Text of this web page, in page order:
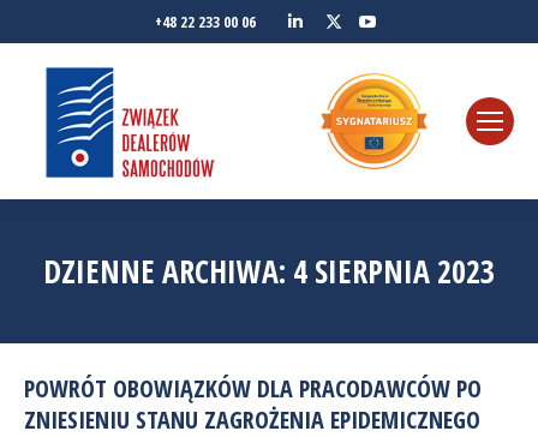
+48 22 233 00 06
Linkedin
Twitter
DZIENNE ARCHIWA: 4 SIERPNIA 2023
POWRÓT OBOWIĄZKÓW DLA PRACODAWCÓW PO
ZNIESIENIU STANU ZAGROŻENIA EPIDEMICZNEGO